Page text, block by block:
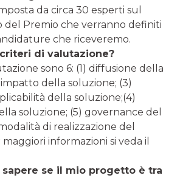
da circa 30 esperti sul
Premio che verranno definiti
che riceveremo.
di valutazione?
sono 6: (1) diffusione della
della soluzione; (3)
della soluzione;(4)
soluzione; (5) governance del
di realizzazione del
informazioni si veda il
sapere se il mio progetto è tra